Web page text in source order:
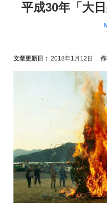
平成30年「大
文章更新日： 2018年1月12日